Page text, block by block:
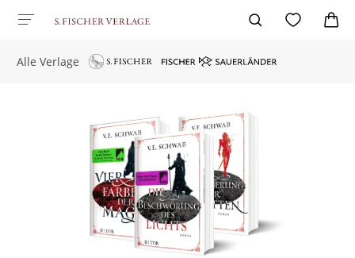
Alle Verlage